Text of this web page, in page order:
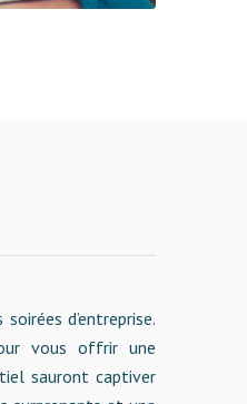
d’entreprise.
vous offrir une
sauront captiver